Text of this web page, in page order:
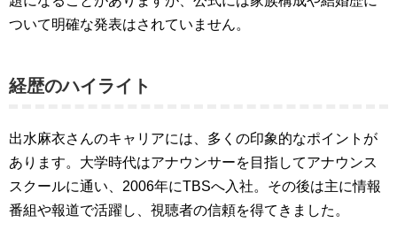
ついて明確な発表はされていません。
経歴のハイライト
出水麻衣さんのキャリアには、多くの印象的なポイントが
あります。大学時代はアナウンサーを目指してアナウンス
スクールに通い、2006年にTBSへ入社。その後は主に情報
番組や報道で活躍し、視聴者の信頼を得てきました。